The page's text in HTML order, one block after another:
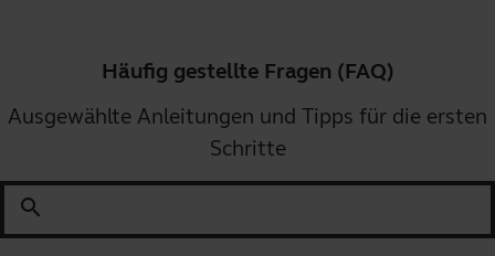
Häufig gestellte Fragen (FAQ)
Ausgewählte Anleitungen und Tipps für die ersten
Schritte
search